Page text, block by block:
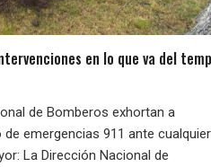
en lo que va del
de Bomberos exhortan a
emergencias 911 ante cualquier
La Dirección Nacional de